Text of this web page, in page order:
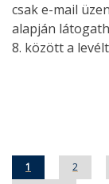
csak e-mail
alapján
8. között a
Jelenlegi
oldal
1 Oldal
2